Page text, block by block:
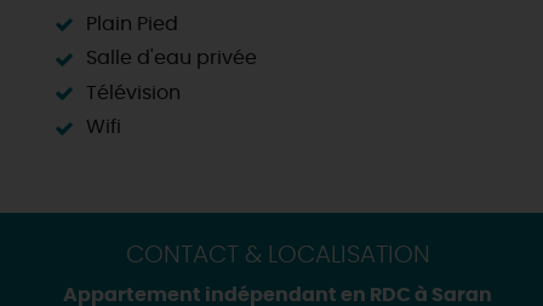
Plain Pied
Salle d'eau privée
Télévision
Wifi
CONTACT & LOCALISATION
Appartement indépendant en RDC à Saran